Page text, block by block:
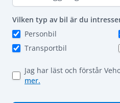
Vilken typ av bil är du
Personbil
Transportbil
Jag har läst och förstår
mer.